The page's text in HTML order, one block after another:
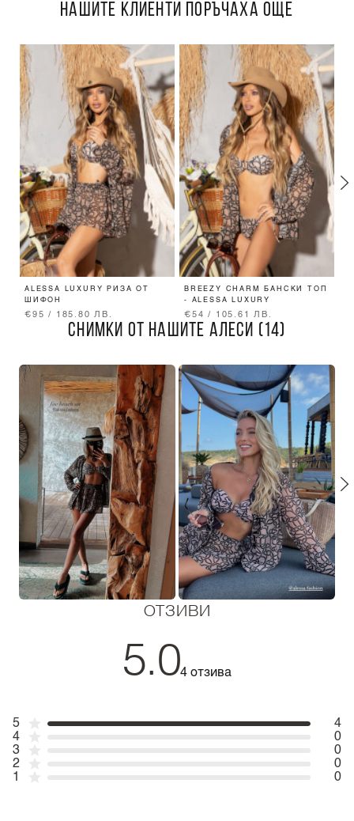
НАШИТЕ КЛИЕНТИ ПОРЪЧАХА ОЩЕ
ALESSA LUXURY РИЗА ОТ
ШИФОН
€95 / 185.80 ЛВ.
BREEZY CHARM БАНСКИ ТОП
- ALESSA LUXURY
€54 / 105.61 ЛВ.
СНИМКИ ОТ НАШИТЕ АЛЕСИ (14)
ОТЗИВИ
5.04 отзива
5
4
4
0
3
0
2
0
1
0